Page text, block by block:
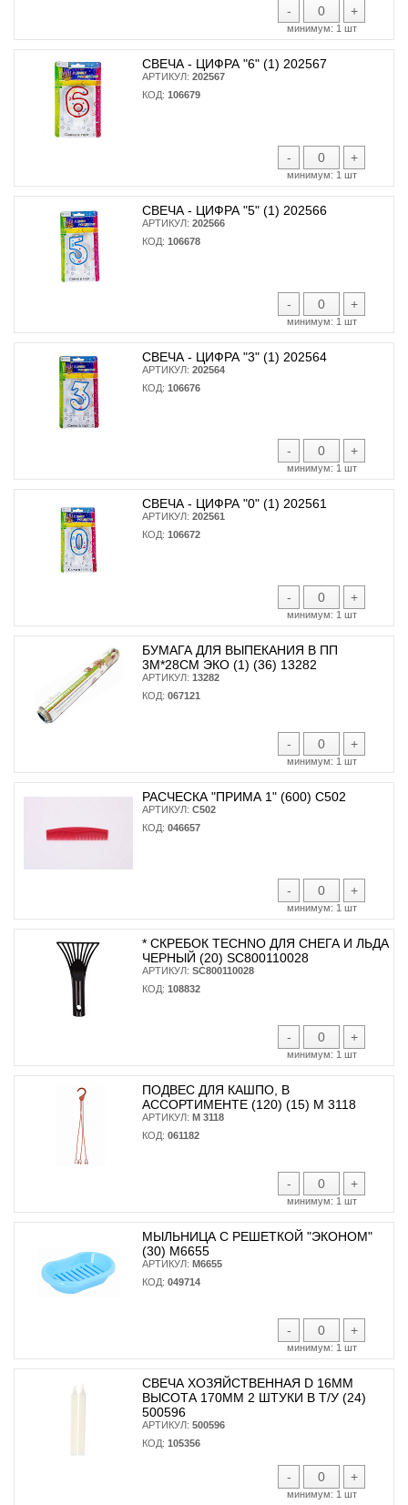
- +
минимум: 1 шт
СВЕЧА - ЦИФРА "6" (1) 202567
АРТИКУЛ: 202567
КОД: 106679
- +
минимум: 1 шт
СВЕЧА - ЦИФРА "5" (1) 202566
АРТИКУЛ: 202566
КОД: 106678
- +
минимум: 1 шт
СВЕЧА - ЦИФРА "3" (1) 202564
АРТИКУЛ: 202564
КОД: 106676
- +
минимум: 1 шт
СВЕЧА - ЦИФРА "0" (1) 202561
АРТИКУЛ: 202561
КОД: 106672
- +
минимум: 1 шт
БУМАГА ДЛЯ ВЫПЕКАНИЯ В ПП
3М*28СМ ЭКО (1) (36) 13282
АРТИКУЛ: 13282
КОД: 067121
- +
минимум: 1 шт
РАСЧЕСКА "ПРИМА 1" (600) С502
АРТИКУЛ: С502
КОД: 046657
- +
минимум: 1 шт
* CКРЕБОК TECHNO ДЛЯ СНЕГА И ЛЬДА
ЧЕРНЫЙ (20) SC800110028
АРТИКУЛ: SC800110028
КОД: 108832
- +
минимум: 1 шт
ПОДВЕС ДЛЯ КАШПО, В
АССОРТИМЕНТЕ (120) (15) М 3118
АРТИКУЛ: М 3118
КОД: 061182
- +
минимум: 1 шт
МЫЛЬНИЦА С РЕШЕТКОЙ "ЭКОНОМ"
(30) М6655
АРТИКУЛ: М6655
КОД: 049714
- +
минимум: 1 шт
СВЕЧА ХОЗЯЙСТВЕННАЯ D 16ММ
ВЫСОТА 170ММ 2 ШТУКИ В Т/У (24)
500596
АРТИКУЛ: 500596
КОД: 105356
- +
минимум: 1 шт